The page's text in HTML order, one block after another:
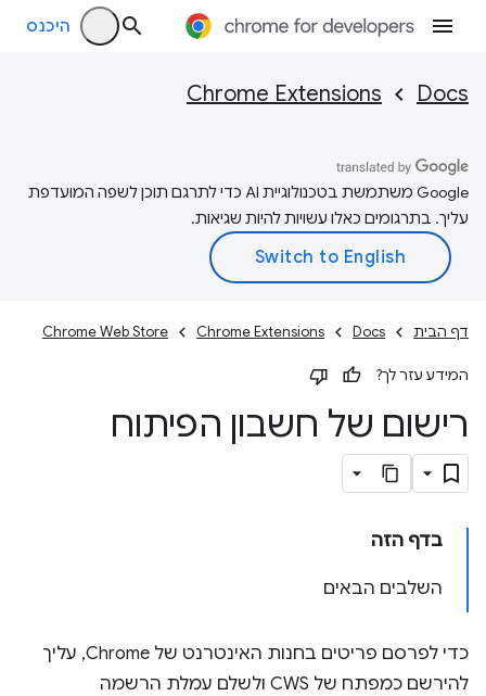
היכנס
Docs
Chrome Extensions
‫Google משתמשת בטכנולוגיית AI כדי לתרגם תוכן לשפה המועדפת
עליך. בתרגומים כאלו עשויות להיות שגיאות.
דף הבית Docs
Chrome Extensions
Chrome Web Store
המידע עזר לך?
רישום של חשבון הפיתוח
בדף הזה
השלבים הבאים
כדי לפרסם פריטים בחנות האינטרנט של Chrome, עליך
להירשם כמפתח של CWS ולשלם עמלת הרשמה